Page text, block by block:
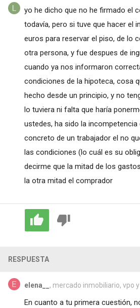
yo he dicho que no he firmado el
todavía, pero si tuve que hacer el
euros para reservar el piso, de lo
otra persona, y fue despues de
cuando ya nos informaron
condiciones de la hipoteca, cosa
hecho desde un principio, y no
lo tuviera ni falta que haría
ustedes, ha sido la incompetencia
concreto de un trabajador el no
las condiciones (lo cuál es su
decirme que la mitad de los
la otra mitad el comprador
RESPUESTA
elena__ , mercado inmobiliario, vpo
En cuanto a tu primera cuestión,